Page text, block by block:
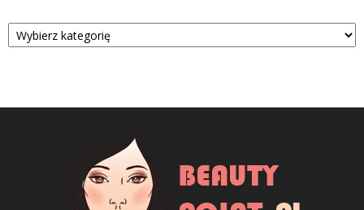
Kategorie